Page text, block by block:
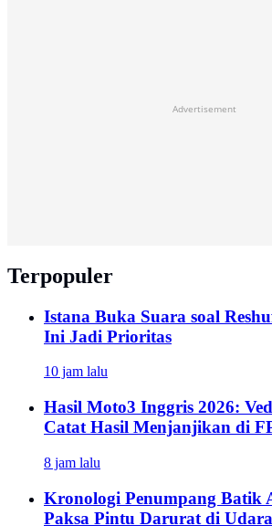
Advertisement
Terpopuler
Istana Buka Suara soal
Ini Jadi Prioritas
10 jam lalu
Hasil Moto3 Inggris 2026:
Catat Hasil Menjanjikan di
8 jam lalu
Kronologi Penumpang Batik
Paksa Pintu Darurat di Udara